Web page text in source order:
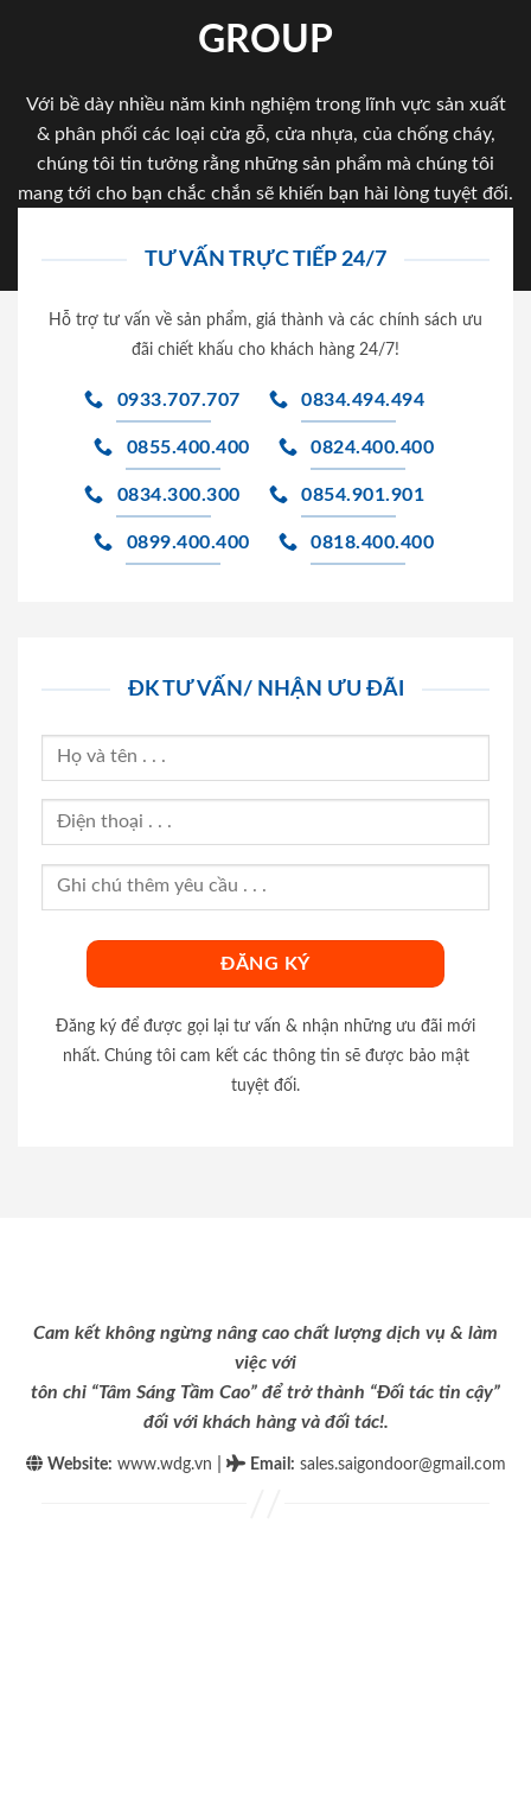
GROUP
Với bề dày nhiều năm kinh nghiệm trong lĩnh vực sản xuất
& phân phối các loại cửa gỗ, cửa nhựa, của chống cháy,
chúng tôi tin tưởng rằng những sản phẩm mà chúng tôi
mang tới cho bạn chắc chắn sẽ khiến bạn hài lòng tuyệt đối.
TƯ VẤN TRỰC TIẾP 24/7
Hỗ trợ tư vấn về sản phẩm, giá thành và các chính sách ưu
đãi chiết khấu cho khách hàng 24/7!
0933.707.707 0834.494.494
0855.400.400 0824.400.400
0834.300.300 0854.901.901
0899.400.400 0818.400.400
ĐK TƯ VẤN/ NHẬN ƯU ĐÃI
Đăng ký để được gọi lại tư vấn & nhận những ưu đãi mới
nhất. Chúng tôi cam kết các thông tin sẽ được bảo mật
tuyệt đối.
Cam kết không ngừng nâng cao chất lượng dịch vụ & làm
việc với
tôn chỉ “Tâm Sáng Tầm Cao” để trở thành “Đối tác tin cậy”
đối với khách hàng và đối tác!.
Website: www.wdg.vn Email : sales.saigondoor@gmail.com